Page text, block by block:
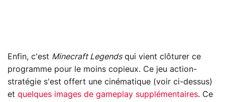
Enfin, c'est Minecraft Legendsqui vient clôturer ce
programme pour le moins copieux. Ce jeu action-
stratégie s'est offert une cinématique (voir ci-dessus)
et quelques images de gameplay supplémentaires. Ce